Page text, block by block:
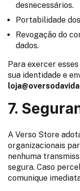
desnecessários.
Portabilidade
Revogação do
dados.
Para exercer
sua identidade e
7.
A Verso Store
organizacionais
nenhuma
segura. Caso
comunique